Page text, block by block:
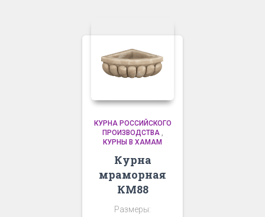
КУРНА РОССИЙСКОГО
ПРОИЗВОДСТВА,
КУРНЫ В ХАМАМ
Курна
мраморная
КМ88
Размеры: